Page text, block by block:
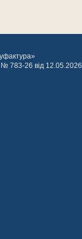
783-26 від 12.05.2026